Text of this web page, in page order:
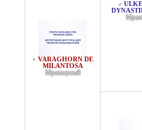
♀ VARAGHORN DE
MILANTOSA
Мраморный
♂